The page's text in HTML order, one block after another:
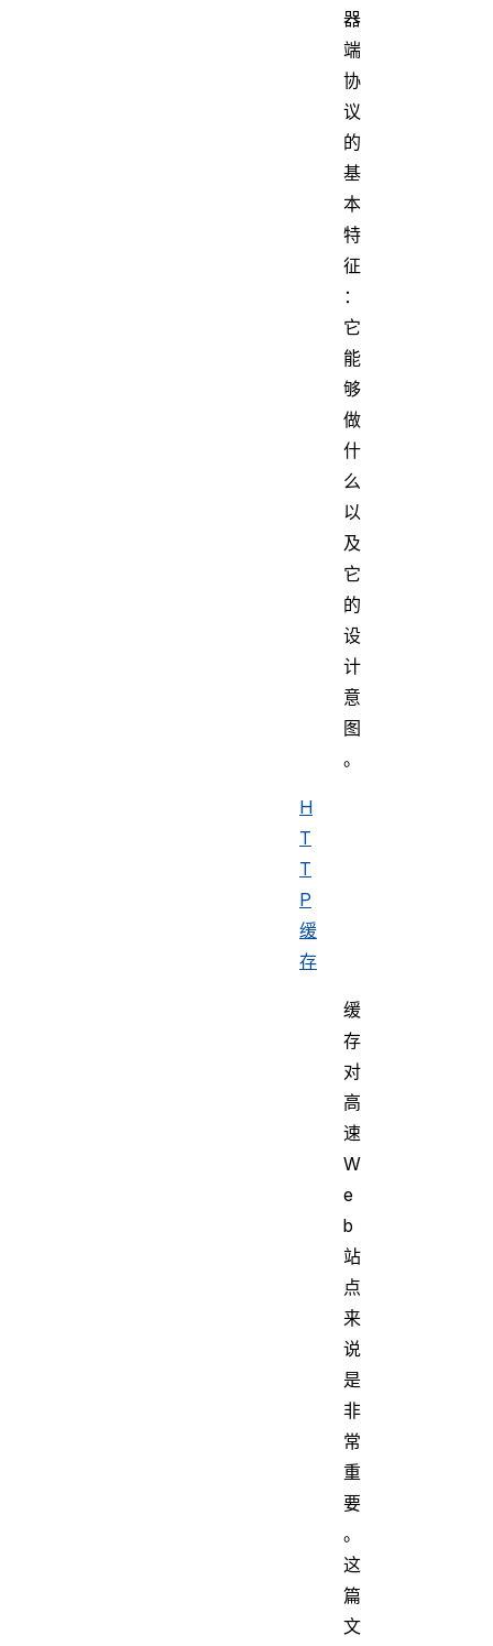
器
端
协
议
的
基
本
特
征
：
它
能
够
做
什
么
以
及
它
的
设
计
意
图
。
H
T
T
P
缓
存
缓
存
对
高
速
W
e
b
站
点
来
说
是
非
常
重
要
。
这
篇
文